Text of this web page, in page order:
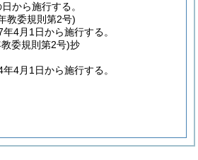
から施行する。
教委規則第2号)
4月1日から施行する。
教委規則第2号)抄
4月1日から施行する。